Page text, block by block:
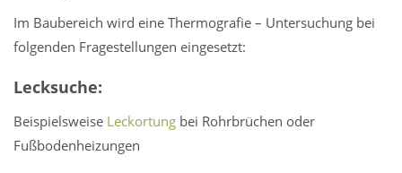
Im Baubereich wird eine Thermografie – Untersuchung bei
folgenden Fragestellungen eingesetzt:
Lecksuche:
Beispielsweise Leckortung bei Rohrbrüchen oder
Fußbodenheizungen